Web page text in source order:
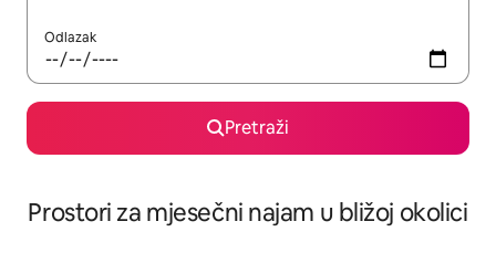
Odlazak
Pretraži
Prostori za mjesečni najam u bližoj okolici